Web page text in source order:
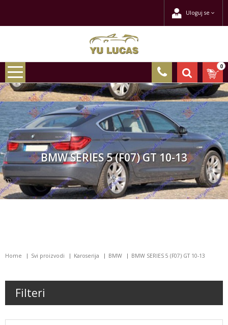
Uloguj se
0
BMW SERIES 5 (F07) GT 10-13
Home Svi proizvodi Karoserija BMW BMW SERIES 5 (F07) GT 10-13
Filteri